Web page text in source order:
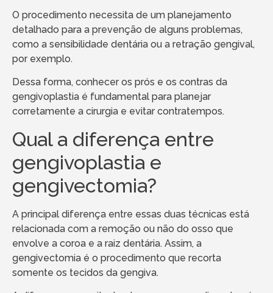
O procedimento necessita de um planejamento
detalhado para a prevenção de alguns problemas,
como a sensibilidade dentária ou a retração gengival,
por exemplo.
Dessa forma, conhecer os prós e os contras da
gengivoplastia é fundamental para planejar
corretamente a cirurgia e evitar contratempos.
Qual a diferença entre
gengivoplastia e
gengivectomia?
A principal diferença entre essas duas técnicas está
relacionada com a remoção ou não do osso que
envolve a coroa e a raiz dentária. Assim, a
gengivectomia é o procedimento que recorta
somente os tecidos da gengiva.